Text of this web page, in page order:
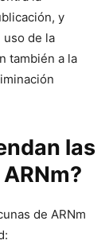
y
uso de la
también a la
las
de ARNm